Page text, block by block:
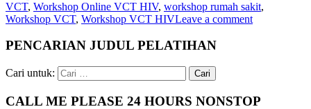
VCT, Workshop Online VCT HIV, workshop rumah sakit,
Workshop VCT, Workshop VCT HIVLeave a comment
PENCARIAN JUDUL PELATIHAN
Cari untuk:
CALL ME PLEASE 24 HOURS NONSTOP